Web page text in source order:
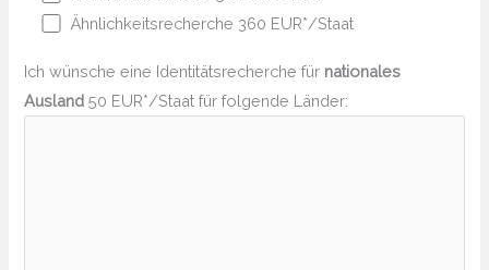
Ähnlichkeitsrecherche 360 EUR*/Staat
Ich wünsche eine Identitätsrecherche für nationales
Ausland 50 EUR*/Staat für folgende Länder: